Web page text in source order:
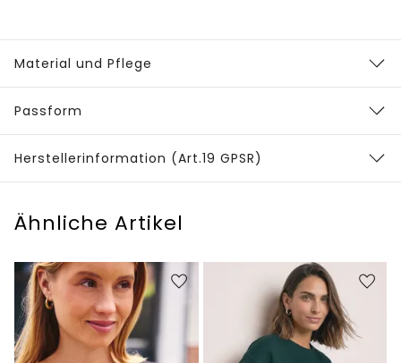
Material und Pflege
Passform
Herstellerinformation (Art.19 GPSR)
Ähnliche Artikel